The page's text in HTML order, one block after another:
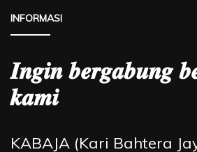
INFORMASI
𝑰𝒏𝒈𝒊𝒏 𝒃𝒆𝒓𝒈𝒂𝒃𝒖𝒏𝒈
𝒌𝒂𝒎𝒊
KABAJA (Kari Bahtera